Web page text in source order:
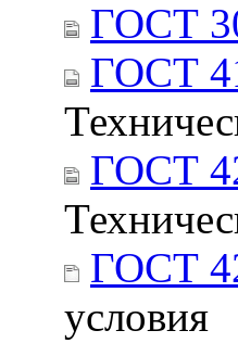
ГОСТ
ГОСТ
ГОСТ
ГОСТ
условия